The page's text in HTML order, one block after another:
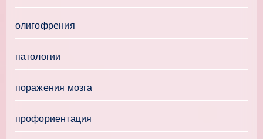
олигофрения
патологии
поражения мозга
профориентация